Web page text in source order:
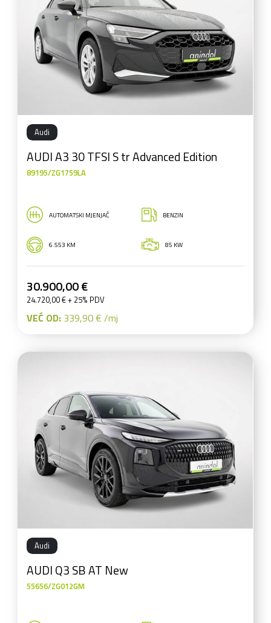
Audi
AUDI A3 30 TFSI S tr Advanced Edition
89195/ZG1759LA
AUTOMATSKI MJENJAČ BENZIN
6.553 KM 85 KW
30.900,00 €
24.720,00 € + 25% PDV
VEĆ OD: 339,90 € /mj
Audi
AUDI Q3 SB AT New
55656/ZG012GM